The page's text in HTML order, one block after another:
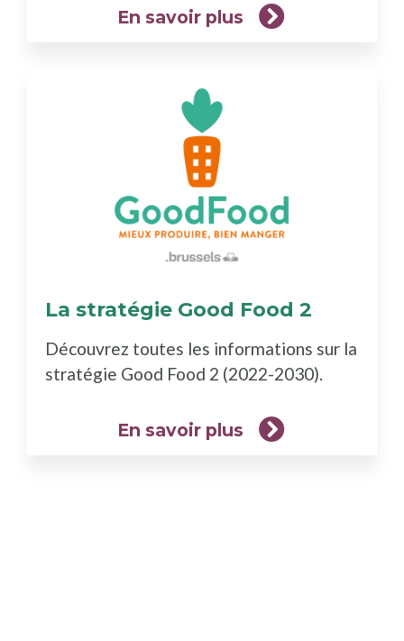
En savoir plus
La stratégie Good Food 2
plus)
Découvrez toutes les informations sur la
stratégie Good Food 2 (2022-2030).
En savoir plus